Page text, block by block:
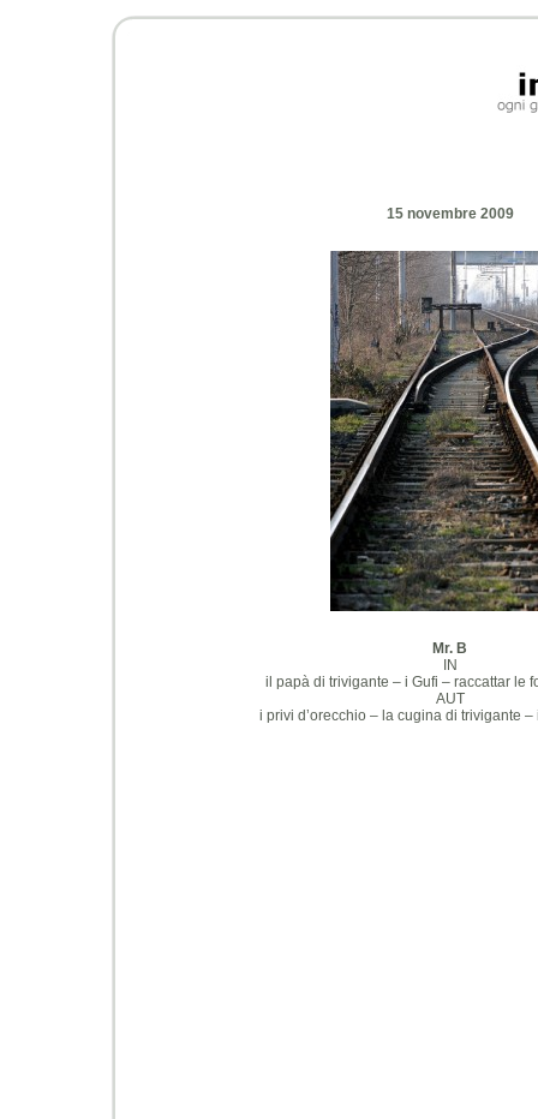
15 novembre 2009
Mr. B
IN
il papà di trivigante – i Gufi – raccattar le
AUT
i privi d’orecchio – la cugina di trivigante